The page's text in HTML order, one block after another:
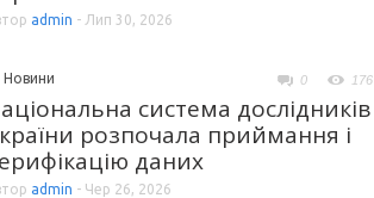
admin - Лип 30, 2026
Новини 0 176
система дослідників
розпочала приймання і
даних
admin - Чер 26, 2026